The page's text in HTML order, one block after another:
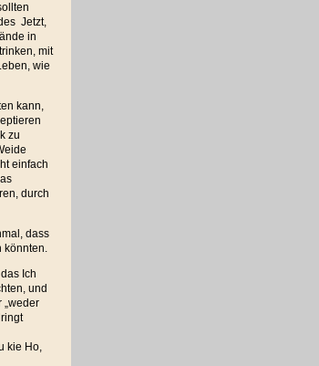
Jetzt,
in
mit
wie
kann,
zu
einfach
durch
dass
könnten.
Ich
und
„weder
kie Ho,